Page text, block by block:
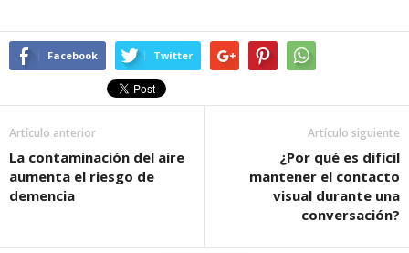
Facebook Twitter
Artículo anterior
La contaminación del aire
aumenta el riesgo de
demencia
Artículo siguiente
¿Por qué es difícil
mantener el contacto
visual durante una
conversación?